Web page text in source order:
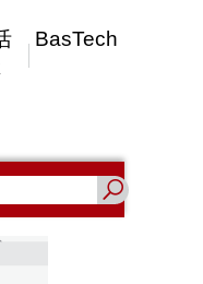
BasTech